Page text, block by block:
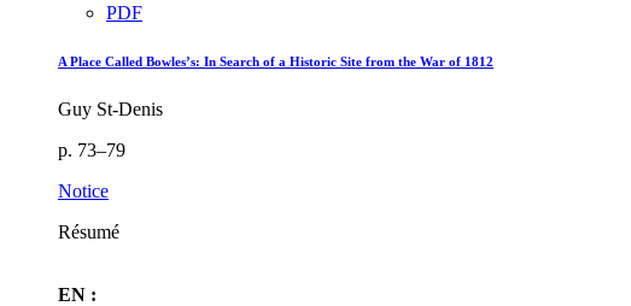
PDF
A Place Called Bowles’s: In Search of a Historic Site from the War of 1812
Guy St-Denis
p. 73–79
Notice
Résumé
EN :